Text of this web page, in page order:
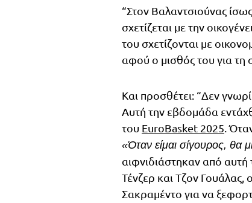
“Στον Βαλαντσιούνας
σχετίζεται με την
του σχετίζονται με
αφού ο μισθός του για τη
Και προσθέτει: “Δεν
Αυτή την εβδομάδα
του EuroBasket 2025.
«Όταν είμαι σίγουρος, θα
αιφνιδιάστηκαν από
Τένζερ και Τζον Γουάλας,
Σακραμέντο για να